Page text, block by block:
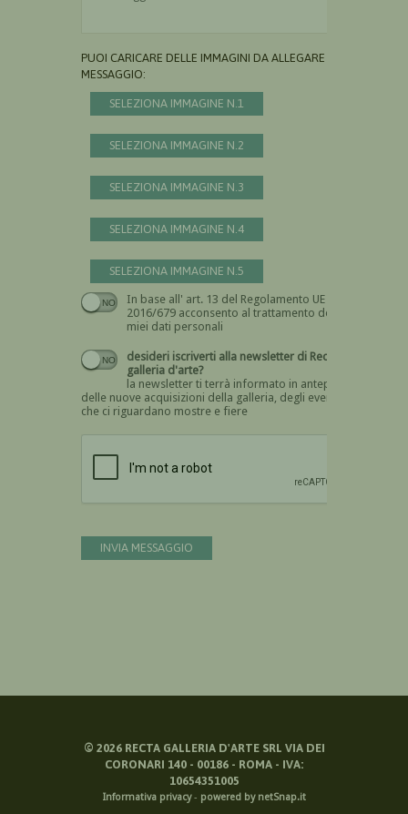
PUOI CARICARE DELLE IMMAGINI DA ALLEGARE AL
MESSAGGIO:
SELEZIONA IMMAGINE N.1
SELEZIONA IMMAGINE N.2
SELEZIONA IMMAGINE N.3
SELEZIONA IMMAGINE N.4
SELEZIONA IMMAGINE N.5
In base all' art. 13 del Regolamento UE n.
2016/679 acconsento al trattamento dei
miei dati personali
Devi dare il consenso
desideri iscriverti alla newsletter di Recta
galleria d'arte?
la newsletter ti terrà informato in anteprima
delle nuove acquisizioni della galleria, degli eventi
che ci riguardano mostre e fiere
INVIA MESSAGGIO
© 2026RECTA GALLERIA D'ARTE SRL VIA DEI
CORONARI 140 - 00186 - ROMA - IVA:
10654351005
Informativa privacy- powered by netSnap.it